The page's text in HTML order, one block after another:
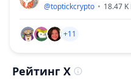
@toptickcrypto 18.47 K
+11
Рейтинг X